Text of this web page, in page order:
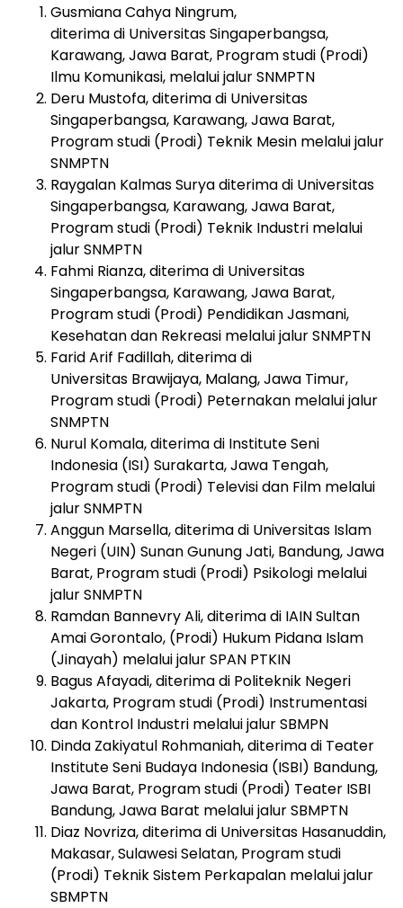
Gusmiana Cahya Ningrum,
diterima di Universitas Singaperbangsa,
Karawang, Jawa Barat, Program studi (Prodi)
Ilmu Komunikasi, melalui jalur SNMPTN
Deru Mustofa, diterima di Universitas
Singaperbangsa, Karawang, Jawa Barat,
Program studi (Prodi) Teknik Mesin melalui jalur
SNMPTN
Raygalan Kalmas Surya diterima di Universitas
Singaperbangsa, Karawang, Jawa Barat,
Program studi (Prodi) Teknik Industri melalui
jalur SNMPTN
Fahmi Rianza, diterima di Universitas
Singaperbangsa, Karawang, Jawa Barat,
Program studi (Prodi) Pendidikan Jasmani,
Kesehatan dan Rekreasi melalui jalur SNMPTN
Farid Arif Fadillah, diterima di
Universitas Brawijaya, Malang, Jawa Timur,
Program studi (Prodi) Peternakan melalui jalur
SNMPTN
Nurul Komala, diterima di Institute Seni
Indonesia (ISI) Surakarta, Jawa Tengah,
Program studi (Prodi) Televisi dan Film melalui
jalur SNMPTN
Anggun Marsella, diterima di Universitas Islam
Negeri (UIN) Sunan Gunung Jati, Bandung, Jawa
Barat, Program studi (Prodi) Psikologi melalui
jalur SNMPTN
Ramdan Bannevry Ali, diterima di IAIN Sultan
Amai Gorontalo, (Prodi) Hukum Pidana Islam
(Jinayah) melalui jalur SPAN PTKIN
Bagus Afayadi, diterima di Politeknik Negeri
Jakarta, Program studi (Prodi) Instrumentasi
dan Kontrol Industri melalui jalur SBMPN
Dinda Zakiyatul Rohmaniah, diterima di Teater
Institute Seni Budaya Indonesia (ISBI) Bandung,
Jawa Barat, Program studi (Prodi) Teater ISBI
Bandung, Jawa Barat melalui jalur SBMPTN
Diaz Novriza, diterima di Universitas Hasanuddin,
Makasar, Sulawesi Selatan, Program studi
(Prodi) Teknik Sistem Perkapalan melalui jalur
SBMPTN